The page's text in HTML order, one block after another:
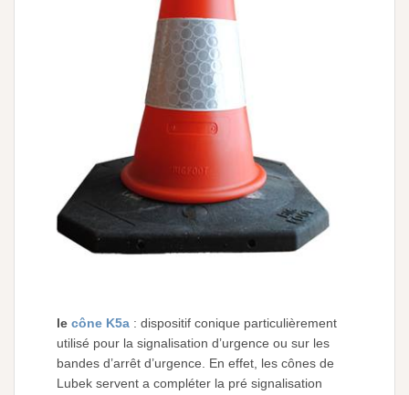
le cône K5a: dispositif conique particulièrement
utilisé pour la signalisation d’urgence ou sur les
bandes d’arrêt d’urgence. En effet, les cônes de
Lubek servent a compléter la pré signalisation